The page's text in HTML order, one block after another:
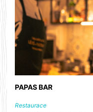
PAPAS BAR
Restaurace